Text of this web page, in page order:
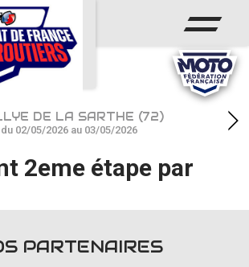
TV
DE LA SARTHE (72)
du 02/05/2026 au 03/05/2026
2eme étape par
PARTENAIRES